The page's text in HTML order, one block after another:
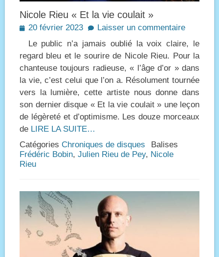
Nicole Rieu « Et la vie coulait »
Posted
20 février 2023
Laisser un commentaire
Le public n’a jamais oublié la voix claire, le
regard bleu et le sourire de Nicole Rieu. Pour la
chanteuse toujours radieuse, « l’âge d’or » dans
la vie, c’est celui que l’on a. Résolument tournée
vers la lumière, cette artiste nous donne dans
son dernier disque « Et la vie coulait » une leçon
de légèreté et d’optimisme. Les douze morceaux
de LIRE LA SUITE…
Catégories Chroniques de disques
Balises
Frédéric Bobin, Julien Rieu de Pey, Nicole
Rieu